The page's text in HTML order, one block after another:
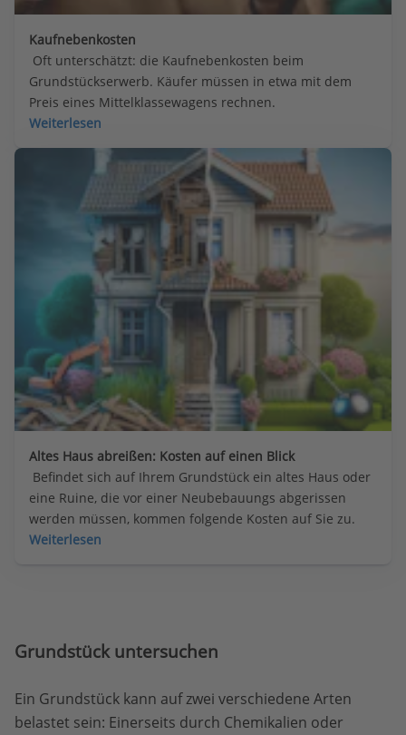
Kaufnebenkosten
Oft unterschätzt: die Kaufnebenkosten beim
Grundstückserwerb. Käufer müssen in etwa mit dem
Preis eines Mittelklassewagens rechnen.
Weiterlesen
Altes Haus abreißen: Kosten auf einen Blick
Befindet sich auf Ihrem Grundstück ein altes Haus oder
eine Ruine, die vor einer Neubebauungs abgerissen
werden müssen, kommen folgende Kosten auf Sie zu.
Weiterlesen
Grundstück untersuchen
Ein Grundstück kann auf zwei verschiedene Arten
belastet sein: Einerseits durch Chemikalien oder